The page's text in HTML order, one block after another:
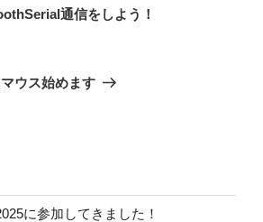
通信をしよう！
ウス始めます
に参加してきました！